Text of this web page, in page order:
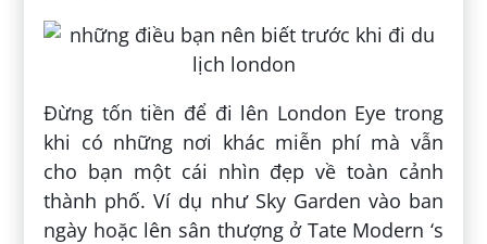
Đừng tốn tiền để đi lên London Eye trong
khi có những nơi khác miễn phí mà vẫn
cho bạn một cái nhìn đẹp về toàn cảnh
thành phố. Ví dụ như Sky Garden vào ban
ngày hoặc lên sân thượng ở Tate Modern ‘s